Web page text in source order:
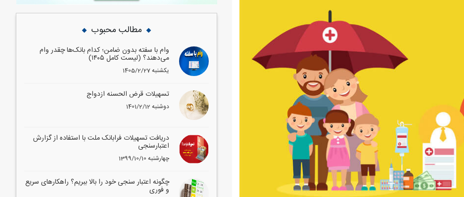
مطالب محبوب
وام با سفته بدون ضامن؛ کدام بانک‌ها چقدر وام
می‌دهند؟ (لیست کامل ۱۴۰۵)
1405/2/27 یکشنبه
تسهیلات قرض الحسنه ازدواج
1401/2/12 دوشنبه
دریافت تسهیلات فرابانک ملت با استفاده از گزارش
اعتبارسنجی
1399/10/10 چهارشنبه
چگونه اعتبار سنجی خود را بالا ببریم؟ راهکارهای سریع
و فوری